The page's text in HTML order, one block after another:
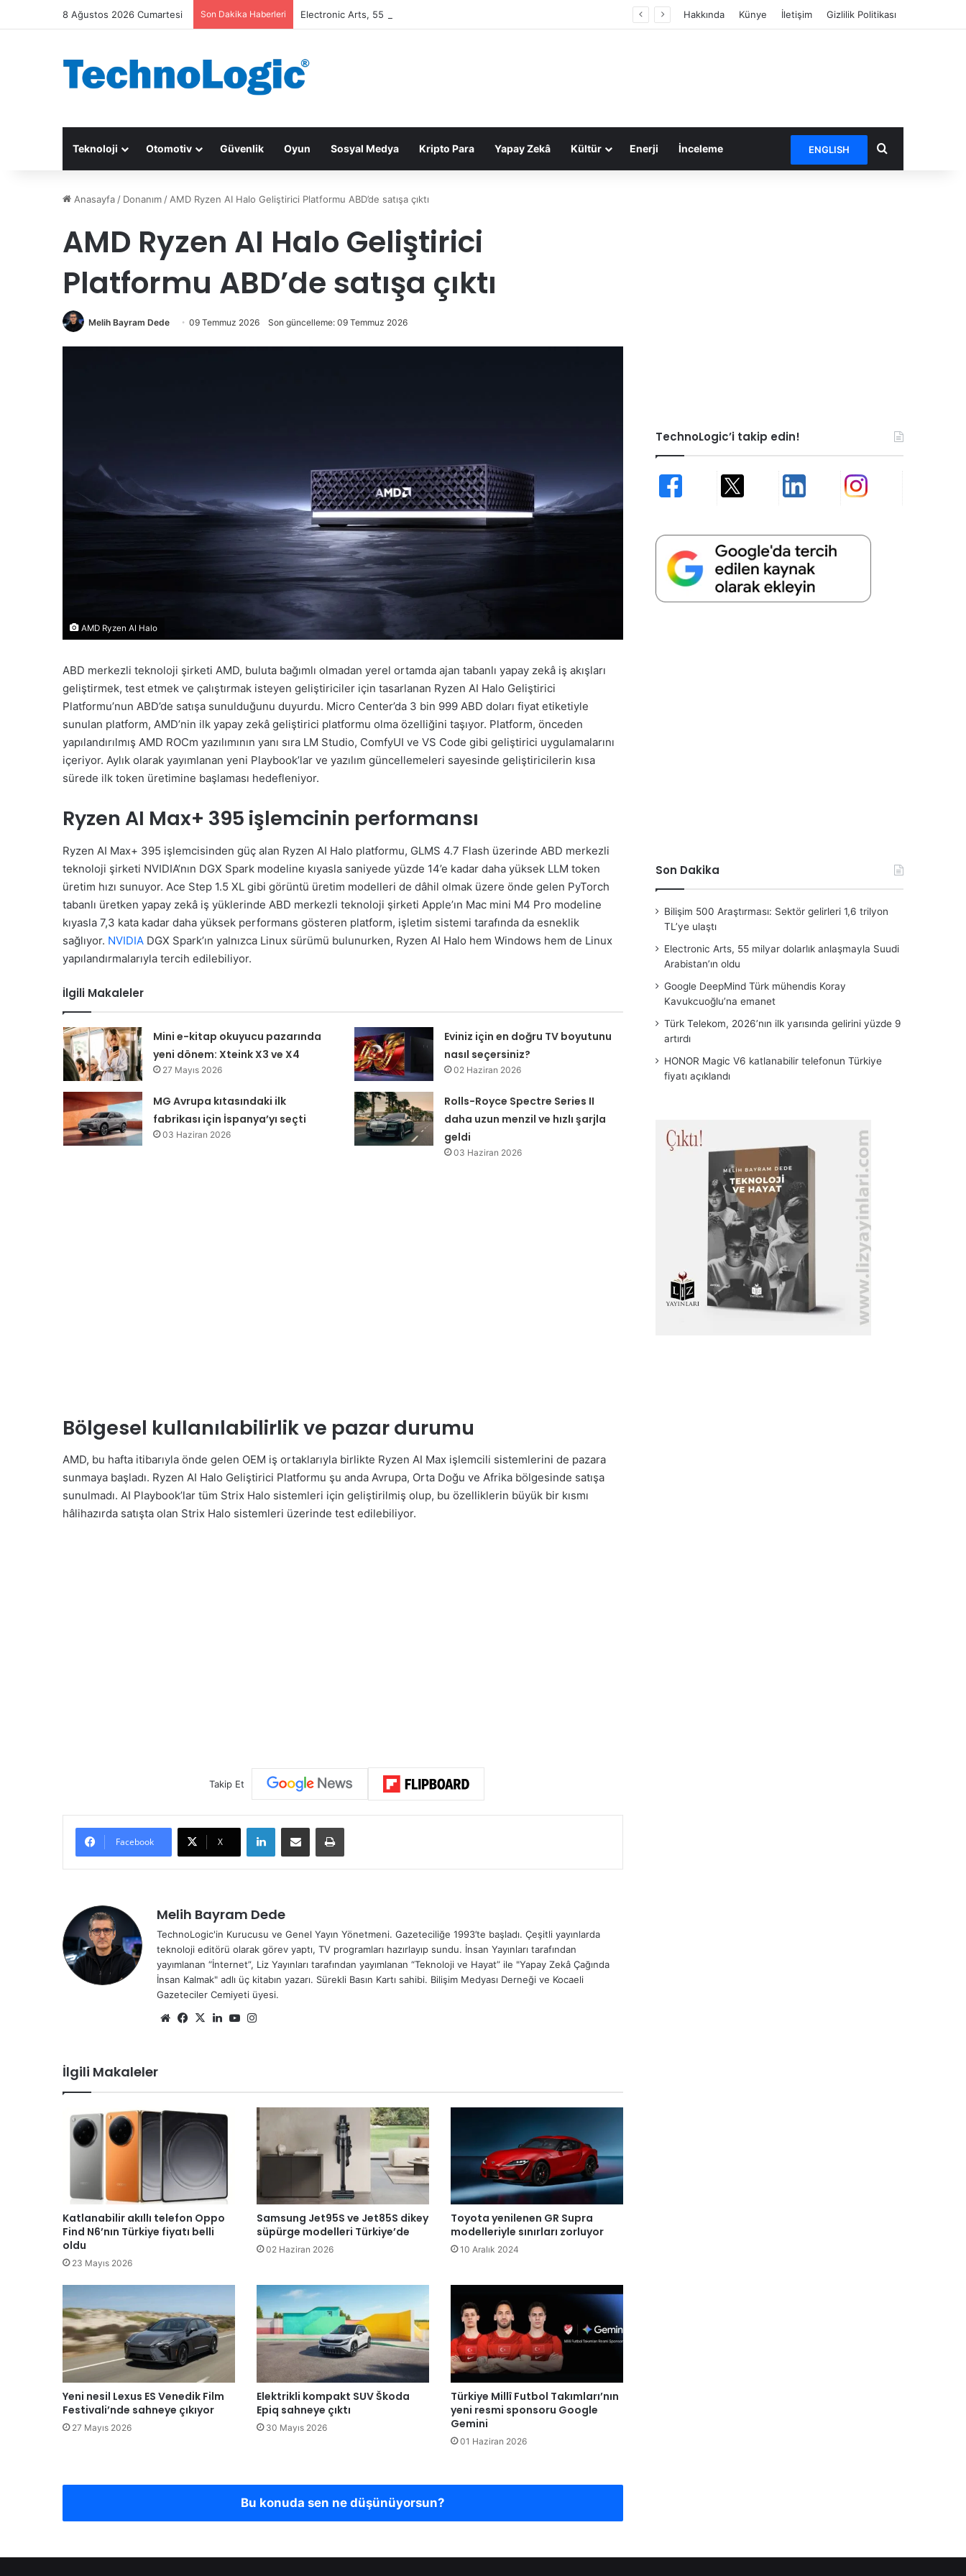
8 Ağustos 2026 Cumartesi Son Dakika Haberleri Electronic Arts, 55 milyar dolarlık anlaşmayla Suudi Arabistan’ın oldu Hakkında Künye İletişim Gizlilik Politikası
Teknoloji Otomotiv Güvenlik Oyun Sosyal Medya Kripto Para Yapay Zekâ Kültür Enerji İnceleme ENGLISH Arama yap ...
Anasayfa / Donanım / AMD Ryzen AI Halo Geliştirici Platformu ABD’de satışa çıktı
AMD Ryzen AI Halo Geliştirici
Platformu ABD’de satışa çıktı
Melih Bayram Dede 09 Temmuz 2026 Son güncelleme: 09 Temmuz 2026
AMD Ryzen AI Halo
ABD merkezli teknoloji şirketi AMD, buluta bağımlı olmadan yerel ortamda ajan tabanlı yapay zekâ iş akışları
geliştirmek, test etmek ve çalıştırmak isteyen geliştiriciler için tasarlanan Ryzen AI Halo Geliştirici
Platformu’nun ABD’de satışa sunulduğunu duyurdu. Micro Center’da 3 bin 999 ABD doları fiyat etiketiyle
sunulan platform, AMD’nin ilk yapay zekâ geliştirici platformu olma özelliğini taşıyor. Platform, önceden
yapılandırılmış AMD ROCm yazılımının yanı sıra LM Studio, ComfyUI ve VS Code gibi geliştirici uygulamalarını
içeriyor. Aylık olarak yayımlanan yeni Playbook’lar ve yazılım güncellemeleri sayesinde geliştiricilerin kısa
sürede ilk token üretimine başlaması hedefleniyor.
Ryzen AI Max+ 395 işlemcinin performansı
Ryzen AI Max+ 395 işlemcisinden güç alan Ryzen AI Halo platformu, GLMS 4.7 Flash üzerinde ABD merkezli
teknoloji şirketi NVIDIA’nın DGX Spark modeline kıyasla saniyede yüzde 14’e kadar daha yüksek LLM token
üretim hızı sunuyor. Ace Step 1.5 XL gibi görüntü üretim modelleri de dâhil olmak üzere önde gelen PyTorch
tabanlı üretken yapay zekâ iş yüklerinde ABD merkezli teknoloji şirketi Apple’ın Mac mini M4 Pro modeline
kıyasla 7,3 kata kadar daha yüksek performans gösteren platform, işletim sistemi tarafında da esneklik
sağlıyor. NVIDIA DGX Spark’ın yalnızca Linux sürümü bulunurken, Ryzen AI Halo hem Windows hem de Linux
yapılandırmalarıyla tercih edilebiliyor.
İlgili Makaleler
Mini e-kitap okuyucu pazarında
yeni dönem: Xteink X3 ve X4
27 Mayıs 2026
Eviniz için en doğru TV boyutunu
nasıl seçersiniz?
02 Haziran 2026
MG Avrupa kıtasındaki ilk
fabrikası için İspanya’yı seçti
03 Haziran 2026
Rolls-Royce Spectre Series II
daha uzun menzil ve hızlı şarjla
geldi
03 Haziran 2026
Bölgesel kullanılabilirlik ve pazar durumu
AMD, bu hafta itibarıyla önde gelen OEM iş ortaklarıyla birlikte Ryzen AI Max işlemcili sistemlerini de pazara
sunmaya başladı. Ryzen AI Halo Geliştirici Platformu şu anda Avrupa, Orta Doğu ve Afrika bölgesinde satışa
sunulmadı. AI Playbook’lar tüm Strix Halo sistemleri için geliştirilmiş olup, bu özelliklerin büyük bir kısmı
hâlihazırda satışta olan Strix Halo sistemleri üzerinde test edilebiliyor.
Takip Et
Facebook X
Melih Bayram Dede
TechnoLogic'in Kurucusu ve Genel Yayın Yönetmeni. Gazeteciliğe 1993’te başladı. Çeşitli yayınlarda
teknoloji editörü olarak görev yaptı, TV programları hazırlayıp sundu. İnsan Yayınları tarafından
yayımlanan “İnternet”, Liz Yayınları tarafından yayımlanan “Teknoloji ve Hayat” ile "Yapay Zekâ Çağında
İnsan Kalmak" adlı üç kitabın yazarı. Sürekli Basın Kartı sahibi. Bilişim Medyası Derneği ve Kocaeli
Gazeteciler Cemiyeti üyesi.
We Fa
X
Lin Yo
İlgili Makaleler
Katlanabilir akıllı telefon Oppo
Find N6’nın Türkiye fiyatı belli
oldu
23 Mayıs 2026
Samsung Jet95S ve Jet85S dikey
süpürge modelleri Türkiye’de
02 Haziran 2026
Toyota yenilenen GR Supra
modelleriyle sınırları zorluyor
10 Aralık 2024
Yeni nesil Lexus ES Venedik Film
Festivali’nde sahneye çıkıyor
27 Mayıs 2026
Elektrikli kompakt SUV Škoda
Epiq sahneye çıktı
30 Mayıs 2026
Türkiye Millî Futbol Takımları’nın
yeni resmi sponsoru Google
Gemini
01 Haziran 2026
Bu konuda sen ne düşünüyorsun?
TechnoLogic’i takip edin!
Son Dakika
Bilişim 500 Araştırması: Sektör gelirleri 1,6 trilyon
TL’ye ulaştı
Electronic Arts, 55 milyar dolarlık anlaşmayla Suudi
Arabistan’ın oldu
Google DeepMind Türk mühendis Koray
Kavukcuoğlu’na emanet
Türk Telekom, 2026’nın ilk yarısında gelirini yüzde 9
artırdı
HONOR Magic V6 katlanabilir telefonun Türkiye
fiyatı açıklandı